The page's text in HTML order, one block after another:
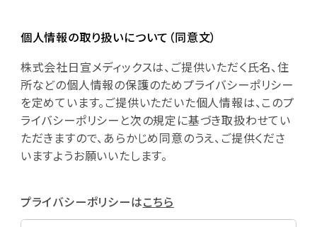
個人情報の取り扱いについて（同意文）
株式会社日宣メディックスは、ご提供いただく氏名、住
所などの個人情報の保護のためプライバシーポリシー
を定めています。ご提供いただいた個人情報は、このプ
ライバシーポリシーと次の規定に基づき取扱わせてい
ただきますので、あらかじめ同意のうえ、ご提供くださ
いますようお願いいたします。
プライバシーポリシーはこちら